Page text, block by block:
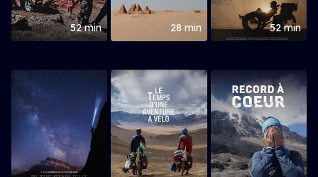
52 min 28 min 52 min